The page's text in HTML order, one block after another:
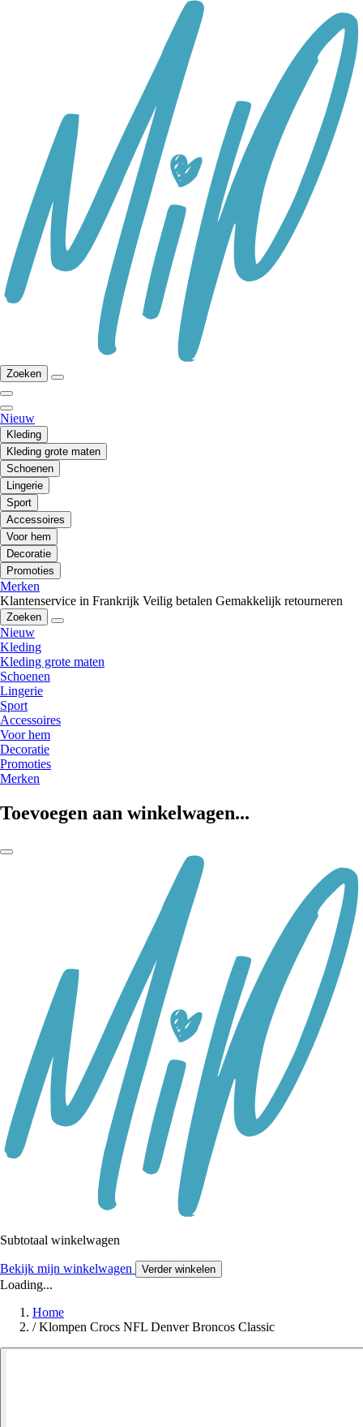
Zoeken
Nieuw
Kleding
Kleding grote maten
Schoenen
Lingerie
Sport
Accessoires
Voor hem
Decoratie
Promoties
Merken
Klantenservice in Frankrijk Veilig betalen Gemakkelijk retourneren
Zoeken
Nieuw
Kleding
Kleding grote maten
Schoenen
Lingerie
Sport
Accessoires
Voor hem
Decoratie
Promoties
Merken
Toevoegen aan winkelwagen...
Subtotaal winkelwagen
Bekijk mijn winkelwagen Verder winkelen
Loading...
Home
/ Klompen Crocs NFL Denver Broncos Classic